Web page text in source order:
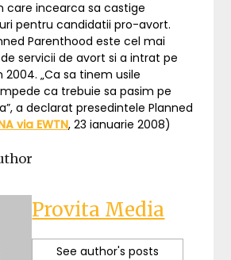
care incearca sa castige
pentru candidatii pro-avort.
Parenthood este cel mai
servicii de avort si a intrat pe
„Ca sa tinem usile
ca trebuie sa pasim pe
a declarat presedintele Planned
via EWTN, 23 ianuarie 2008)
Provita Media
See author's posts